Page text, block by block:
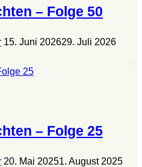
– Folge 50
15. Juni 202629. Juli 2026
– Folge 25
20. Mai 20251. August 2025